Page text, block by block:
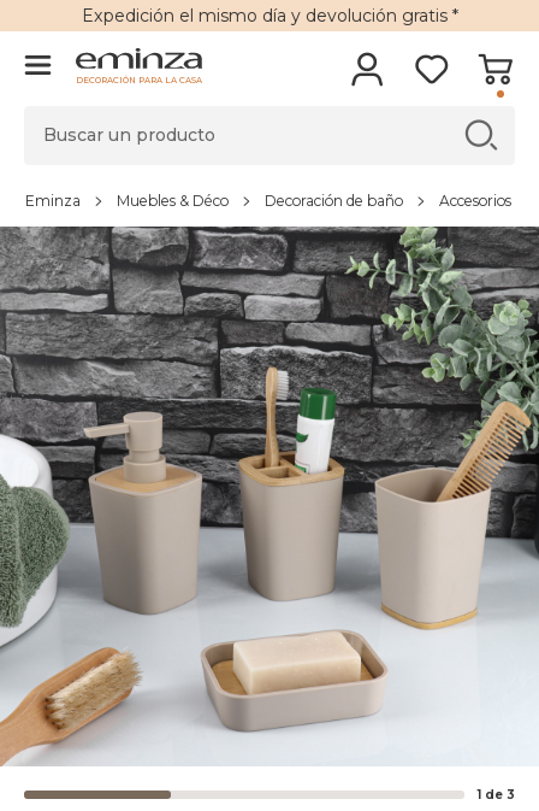
Expedición el mismo día y devolución gratis*
DECORACIÓN PARA LA CASA
Eminza Muebles & Déco Decoración de baño Accesorios de
1 de 3